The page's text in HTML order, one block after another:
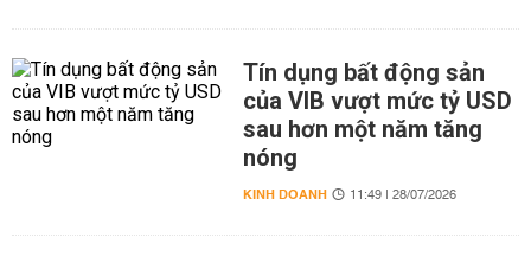
Tín dụng bất động sản
của VIB vượt mức tỷ USD
sau hơn một năm tăng
nóng
KINH DOANH 11:49 | 28/07/2026